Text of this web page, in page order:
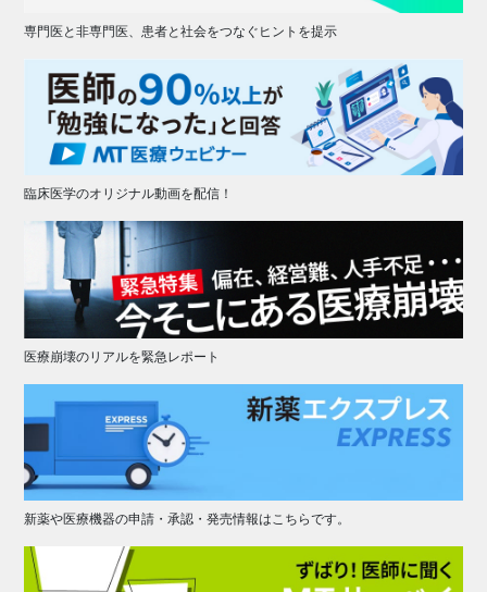
専門医と非専門医、患者と社会をつなぐヒントを提示
臨床医学のオリジナル動画を配信！
医療崩壊のリアルを緊急レポート
新薬や医療機器の申請・承認・発売情報はこちらです。